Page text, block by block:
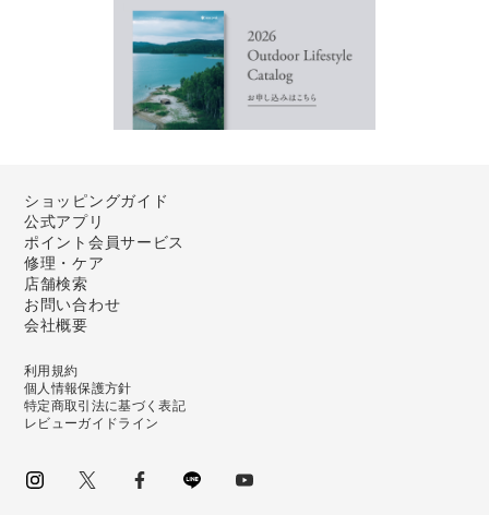
ショッピングガイド
公式アプリ
ポイント会員サービス
修理・ケア
店舗検索
お問い合わせ
会社概要
利用規約
個人情報保護方針
特定商取引法に基づく表記
レビューガイドライン